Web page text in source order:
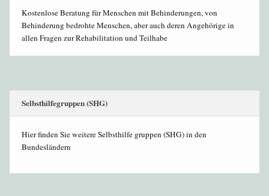
Kostenlose Beratung für Menschen mit Behinderungen, von
Behinderung bedrohte Menschen, aber auch deren Angehörige in
allen Fragen zur Rehabilitation und Teilhabe
Selbsthilfegruppen (SHG)
Hier finden Sie weitere Selbsthilfe gruppen (SHG) in den
Bundesländern